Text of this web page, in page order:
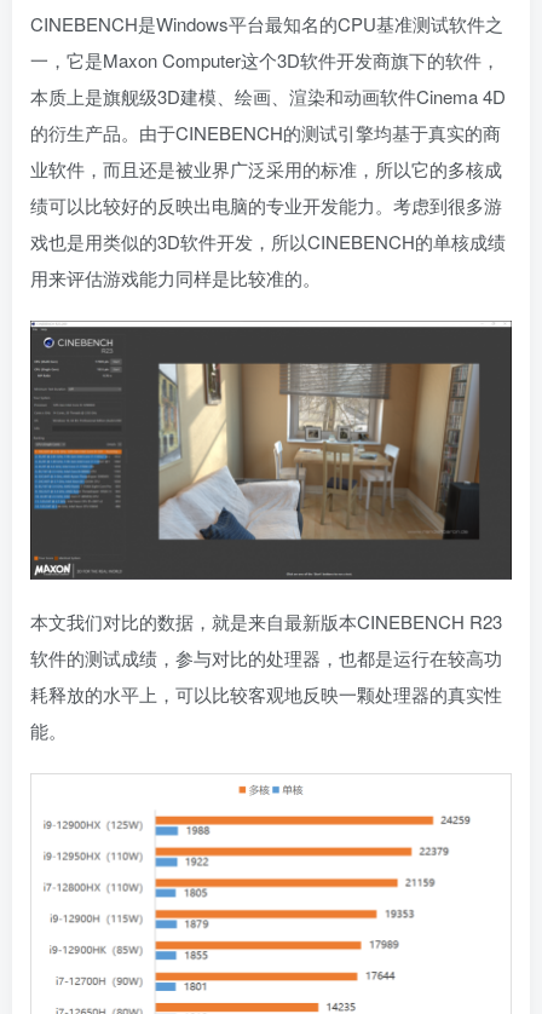
CINEBENCH是Windows平台最知名的CPU基准测试软件之
一，它是Maxon Computer这个3D软件开发商旗下的软件，
本质上是旗舰级3D建模、绘画、渲染和动画软件Cinema 4D
的衍生产品。由于CINEBENCH的测试引擎均基于真实的商
业软件，而且还是被业界广泛采用的标准，所以它的多核成
绩可以比较好的反映出电脑的专业开发能力。考虑到很多游
戏也是用类似的3D软件开发，所以CINEBENCH的单核成绩
用来评估游戏能力同样是比较准的。
本文我们对比的数据，就是来自最新版本CINEBENCH R23
软件的测试成绩，参与对比的处理器，也都是运行在较高功
耗释放的水平上，可以比较客观地反映一颗处理器的真实性
能。